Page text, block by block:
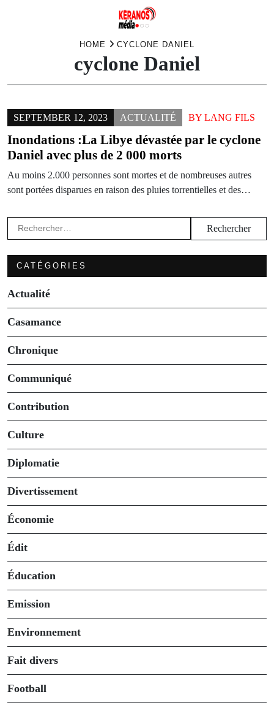
HOME CYCLONE DANIEL
cyclone Daniel
SEPTEMBER 12, 2023 ACTUALITÉ BY LANG FILS
Inondations :La Libye dévastée par le cyclone
Daniel avec plus de 2 000 morts
Au moins 2.000 personnes sont mortes et de nombreuses autres
sont portées disparues en raison des pluies torrentielles et des…
Rechercher :
CATÉGORIES
Actualité
Casamance
Chronique
Communiqué
Contribution
Culture
Diplomatie
Divertissement
Économie
Édit
Éducation
Emission
Environnement
Fait divers
Football